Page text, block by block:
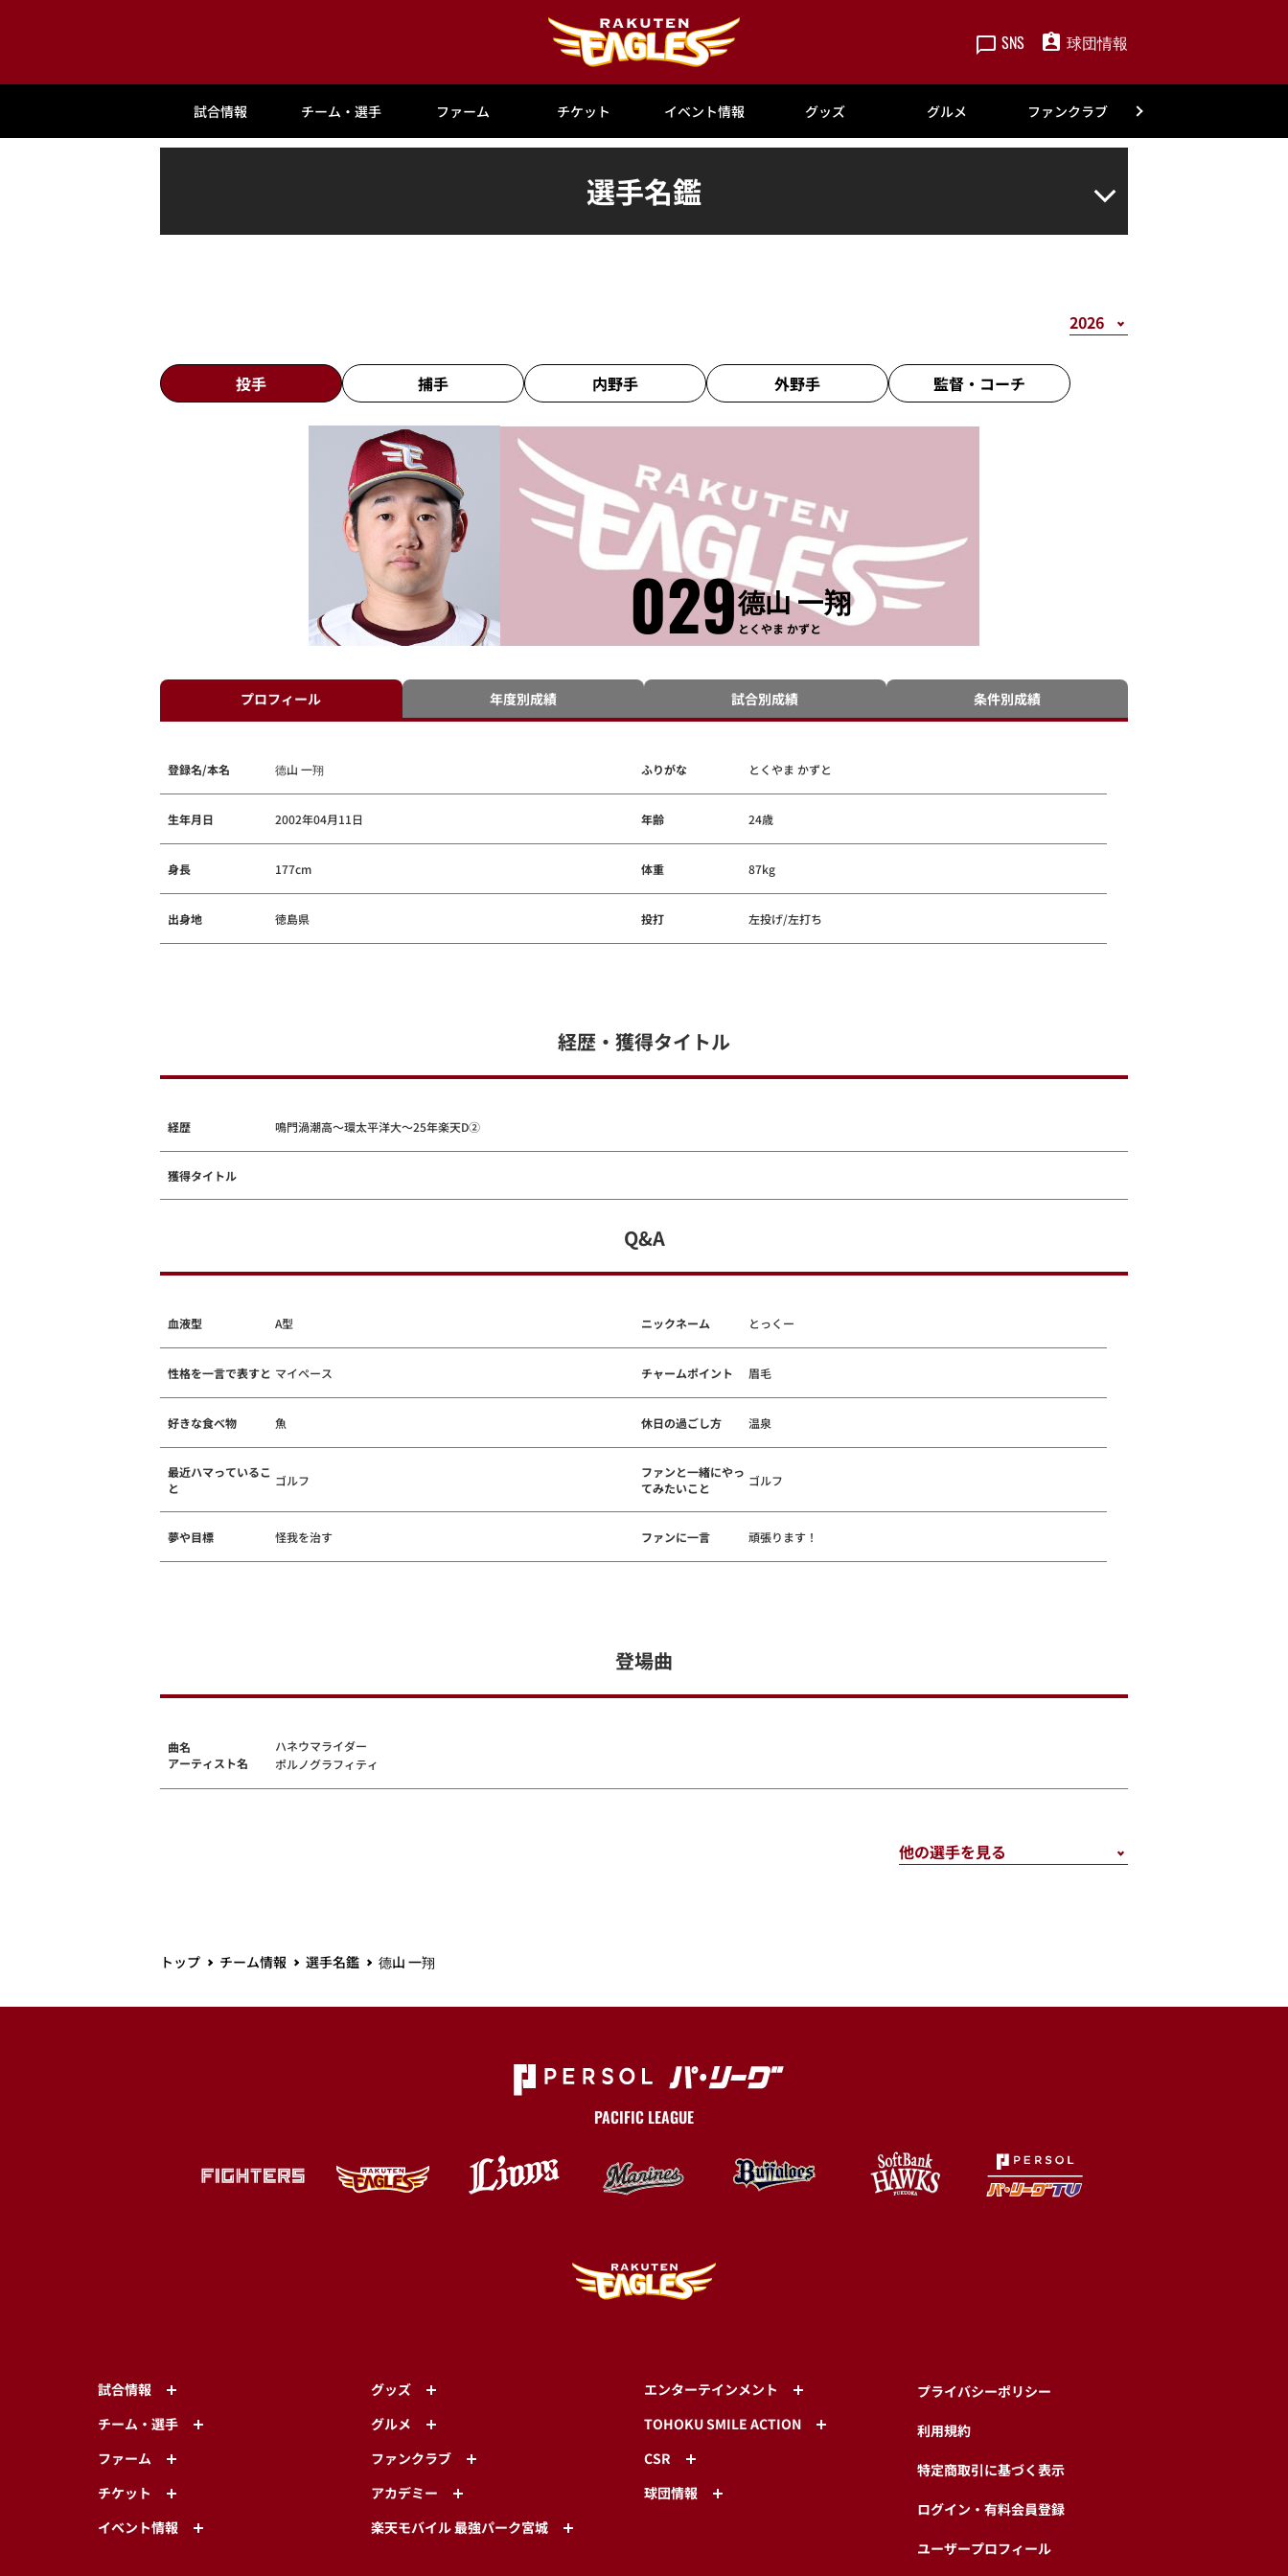
SNS 球団情報
試合情報 チーム・選手 ファーム チケット イベント情報 グッズ グルメ ファンクラブ
選手名鑑
投手 捕手 内野手 外野手 監督・ コーチ
029德山 一翔
とくやま かずと
プロフィール 年度別成績 試合別成績 条件別成績
登録名/本名 德山 一翔 ふりがな とくやま かずと
生年月日 2002年04月11日 年齢 24歳
身長 177cm 体重 87kg
出身地 徳島県 投打 左投げ/左打ち
経歴・獲得タイトル
経歴 鳴門渦潮高～環太平洋大～25年楽天D②
獲得タイトル
Q&A
血液型 A型 ニックネーム とっくー
性格を一言で表すと マイペース チャームポイント 眉毛
好きな食べ物 魚 休日の過ごし方 温泉
最近ハマっているこ
と
ゴルフ
ファンと一緒にやっ
てみたいこと
ゴルフ
夢や目標 怪我を治す ファンに一言 頑張ります！
登場曲
曲名
アーティスト名
ハネウマライダー
ポルノグラフィティ
トップ チーム情報 選手名鑑 德山 一翔
PACIFIC LEAGUE
試合情報
チーム・選手
ファーム
チケット
イベント情報
グッズ
グルメ
ファンクラブ
アカデミー
楽天モバイル 最強パーク宮城
エンターテインメント
TOHOKU SMILE ACTION
CSR
球団情報
プライバシーポリシー
利用規約
特定商取引に基づく表示
ログイン・有料会員登録
ユーザープロフィール